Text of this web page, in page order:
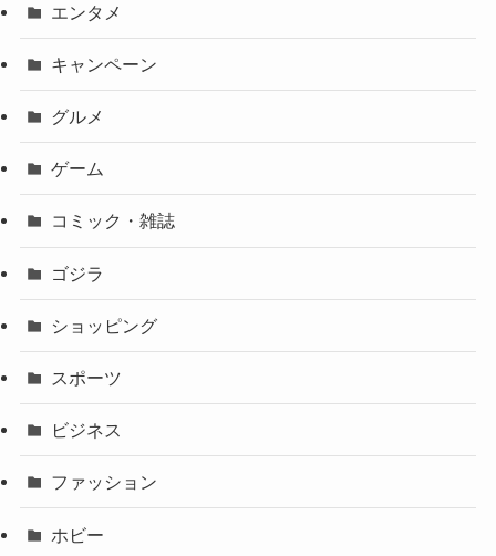
エンタメ
キャンペーン
グルメ
ゲーム
コミック・雑誌
ゴジラ
ショッピング
スポーツ
ビジネス
ファッション
ホビー